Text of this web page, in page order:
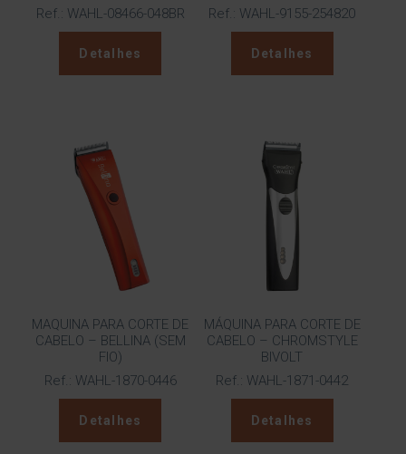
Ref.: WAHL-08466-048BR
Detalhes
Ref.: WAHL-9155-254820
Detalhes
MAQUINA PARA CORTE DE
CABELO – BELLINA (SEM
FIO)
Ref.: WAHL-1870-0446
Detalhes
MÁQUINA PARA CORTE DE
CABELO – CHROMSTYLE
BIVOLT
Ref.: WAHL-1871-0442
Detalhes